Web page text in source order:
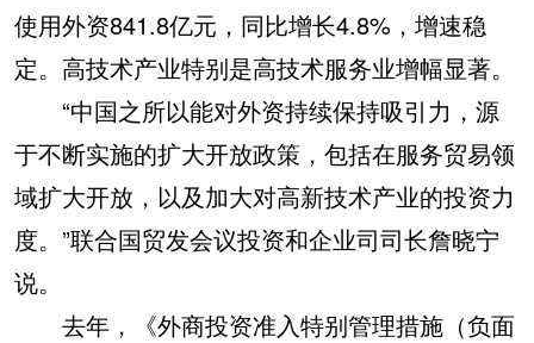
使用外资841.8亿元，同比增长4.8%，增速稳
定。高技术产业特别是高技术服务业增幅显著。
“中国之所以能对外资持续保持吸引力，源
于不断实施的扩大开放政策，包括在服务贸易领
域扩大开放，以及加大对高新技术产业的投资力
度。”联合国贸发会议投资和企业司司长詹晓宁
说。
去年，《外商投资准入特别管理措施（负面